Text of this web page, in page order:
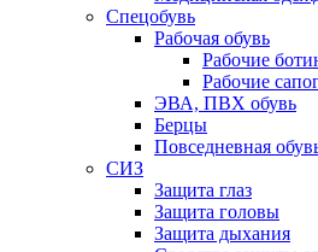
Спецобувь
Рабочая обувь
Рабочие
Рабочие
ЭВА, ПВХ обувь
Берцы
Повседневная
СИЗ
Защита глаз
Защита головы
Защита дыхания